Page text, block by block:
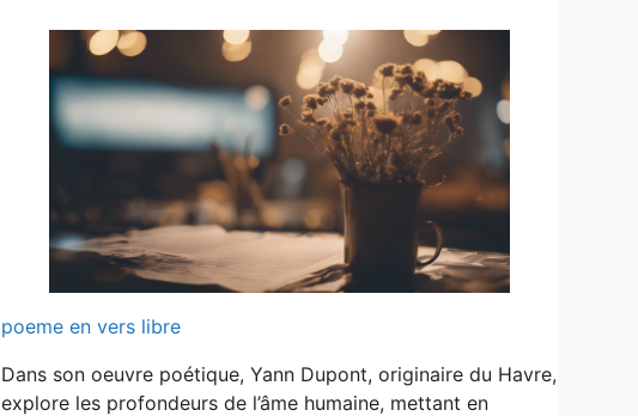
poeme en vers libre
Dans son oeuvre poétique, Yann Dupont, originaire du Havre,
explore les profondeurs de l’âme humaine, mettant en